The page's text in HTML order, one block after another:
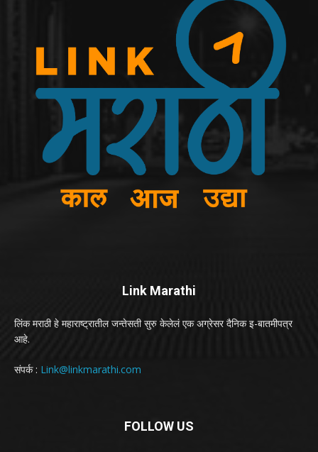
Link Marathi
लिंक मराठी हे महाराष्ट्रातील जन्तेसती सुरु केलेलं एक अग्रेसर दैनिक इ-बातमीपत्र
आहे.
संपर्क : Link@linkmarathi.com
FOLLOW US